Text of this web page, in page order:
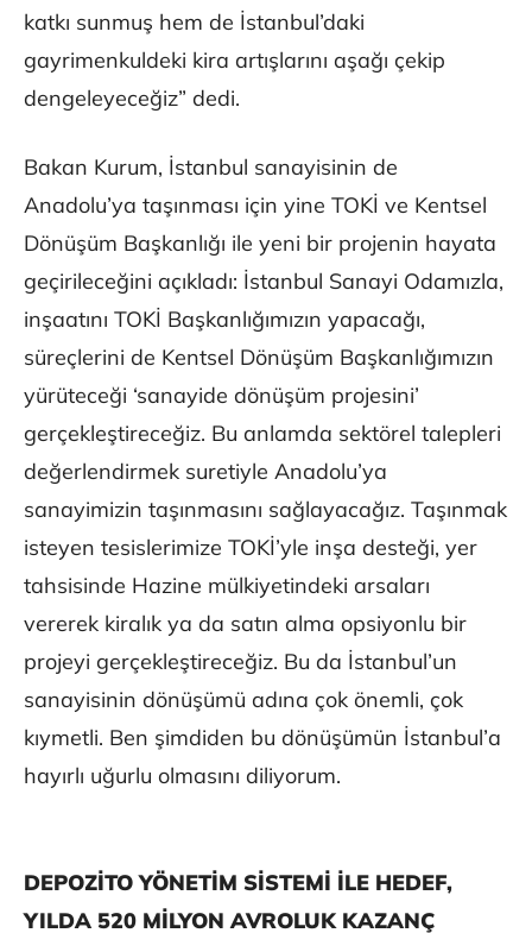
katkı sunmuş hem de İstanbul’daki
gayrimenkuldeki kira artışlarını aşağı çekip
dengeleyeceğiz” dedi.
Bakan Kurum, İstanbul sanayisinin de
Anadolu’ya taşınması için yine TOKİ ve Kentsel
Dönüşüm Başkanlığı ile yeni bir projenin hayata
geçirileceğini açıkladı: İstanbul Sanayi Odamızla,
inşaatını TOKİ Başkanlığımızın yapacağı,
süreçlerini de Kentsel Dönüşüm Başkanlığımızın
yürüteceği ‘sanayide dönüşüm projesini’
gerçekleştireceğiz. Bu anlamda sektörel talepleri
değerlendirmek suretiyle Anadolu’ya
sanayimizin taşınmasını sağlayacağız. Taşınmak
isteyen tesislerimize TOKİ’yle inşa desteği, yer
tahsisinde Hazine mülkiyetindeki arsaları
vererek kiralık ya da satın alma opsiyonlu bir
projeyi gerçekleştireceğiz. Bu da İstanbul’un
sanayisinin dönüşümü adına çok önemli, çok
kıymetli. Ben şimdiden bu dönüşümün İstanbul’a
hayırlı uğurlu olmasını diliyorum.
DEPOZİTO YÖNETİM SİSTEMİ İLE HEDEF,
YILDA 520 MİLYON AVROLUK KAZANÇ